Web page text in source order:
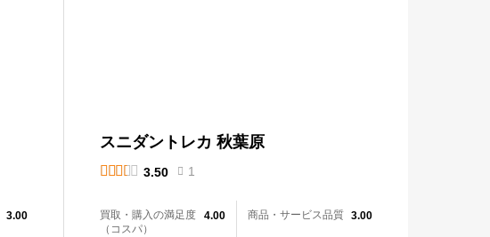
3.00
スニダントレカ 秋葉原
 3.50  1
買取・購入の満足度
（コスパ）
4.00 商品・サービス品質 3.00